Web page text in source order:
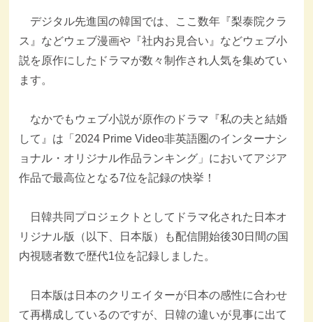
デジタル先進国の韓国では、ここ数年『梨泰院クラ
ス』などウェブ漫画や『社内お見合い』などウェブ小
説を原作にしたドラマが数々制作され人気を集めてい
ます。
なかでもウェブ小説が原作のドラマ『私の夫と結婚
して』は「2024 Prime Video非英語圏のインターナシ
ョナル・オリジナル作品ランキング」においてアジア
作品で最高位となる7位を記録の快挙！
日韓共同プロジェクトとしてドラマ化された日本オ
リジナル版（以下、日本版）も配信開始後30日間の国
内視聴者数で歴代1位を記録しました。
日本版は日本のクリエイターが日本の感性に合わせ
て再構成しているのですが、日韓の違いが見事に出て